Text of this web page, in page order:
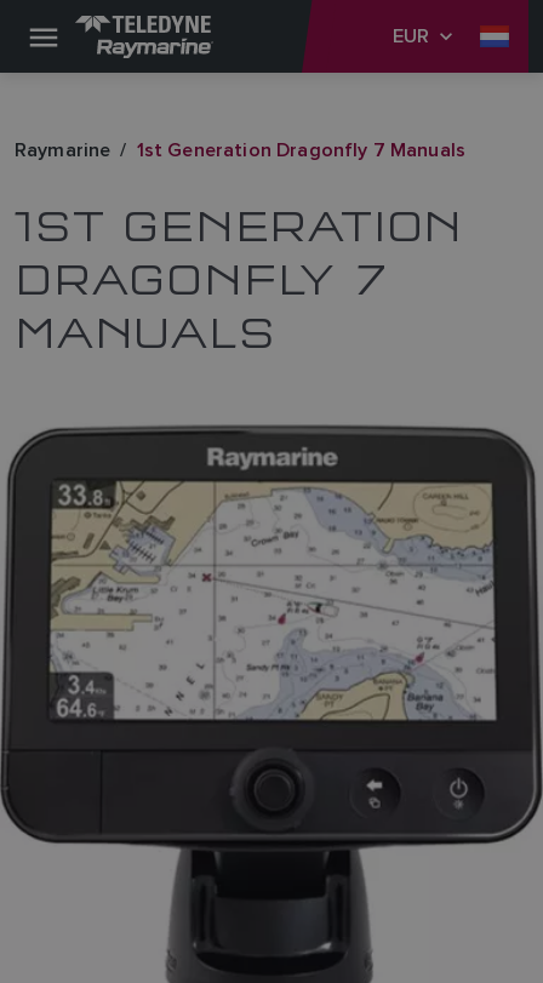
EUR
Raymarine 1st Generation Dragonfly 7 Manuals
1ST GENERATION
DRAGONFLY 7
MANUALS